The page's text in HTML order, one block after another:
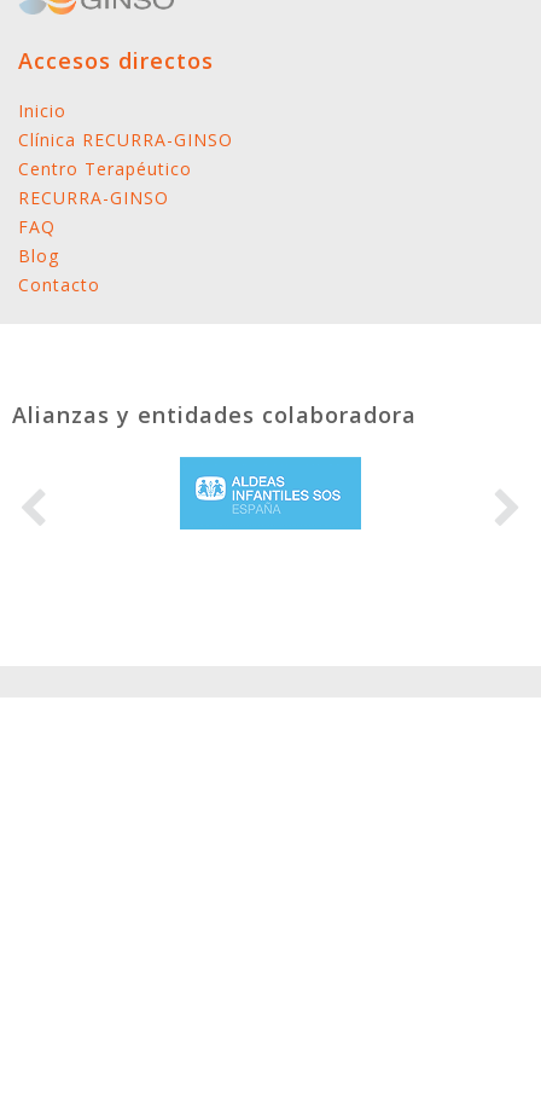
Accesos directos
Inicio
Clínica RECURRA-GINSO
Centro Terapéutico
RECURRA-GINSO
FAQ
Blog
Contacto
Alianzas y entidades colaboradora